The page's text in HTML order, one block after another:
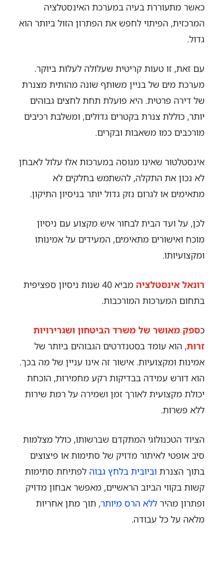
כאשר מתעוררת בעיה במערכת האינסטלציה
המרכזית, הפיתוי לחפש את הפתרון הזול ביותר הוא
גדול.
עם זאת, זו טעות קריטית שעלולה לעלות ביוקר.
מערכת מים של בניין משותף שונה מהותית מצנרת
של דירה פרטית. היא פועלת תחת לחצים גבוהים
יותר, כוללת צנרת בקטרים גדולים, ומשלבת רכיבים
מורכבים כמו משאבות ובקרים.
אינסטלטור שאינו מנוסה במערכות אלו עלול לאבחן
לא נכון את התקלה, להשתמש בחלקים לא
מתאימים או לגרום נזק גדול יותר בניסיון התיקון.
לכן, על ועד הבית לבחור איש מקצוע עם ניסיון
מוכח ואישורים מתאימים, המעידים על אמינותו
ומקצועיותו.
רונאל אינסטלציה
מביא 40 שנות ניסיון ספציפית
בתחום המערכות המורכבות.
כספק מאושר של משרד הביטחון ושגרירויות
זרות, הוא עומד בסטנדרטים הגבוהים ביותר של
אמינות ומקצועיות. אישור זה אינו עניין של מה בכך.
הוא דורש עמידה בבדיקות רקע מחמירות, הוכחת
יכולת מקצועית לאורך זמן ושמירה על רמת שירות
ללא פשרות.
הציוד הטכנולוגי המתקדם שברשותו, כולל מצלמות
סיב אופטי לאיתור מדויק של סתימות או פיצוצים
בתוך הצנרת וביובית בלחץ גבוה לפתיחת סתימות
קשות בקווי הביוב הראשיים, מאפשר אבחון מדויק
ופתרון מהיר ללא הרס מיותר, תוך מתן אחריות
מלאה על כל עבודה.